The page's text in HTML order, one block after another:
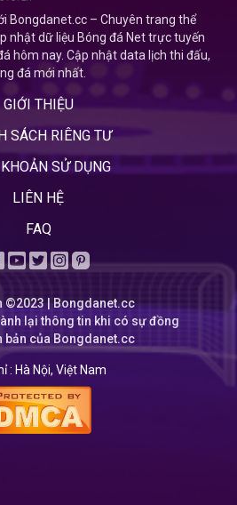
Bongdanet.cc – Chuyên trang thể
nhật dữ liệu Bóng đá Net trực tuyến
hôm nay. Cập nhật data lịch thi đấu,
đá mới nhất.
GIỚI THIỆU
SÁCH RIÊNG TƯ
SỬ DỤNG
LIÊN HỆ
FAQ
©2023 | Bongdanet.cc
lại thông tin khi có sự đồng
bản của Bongdanet.cc
: Hà Nội, Việt Nam